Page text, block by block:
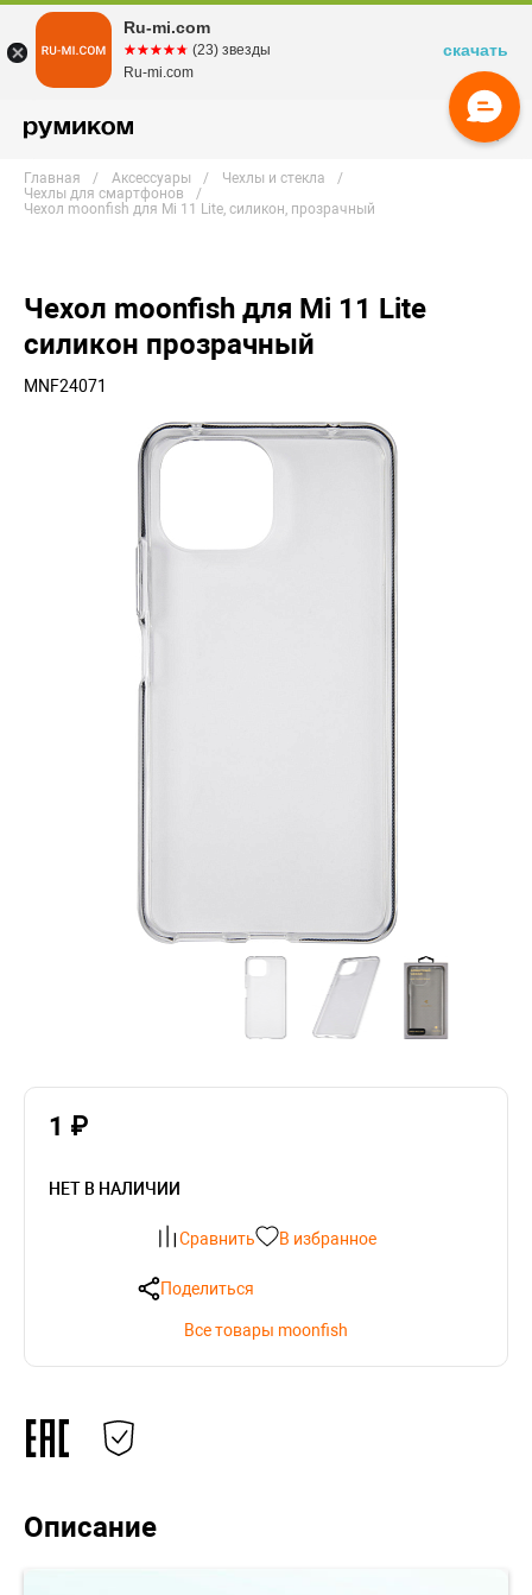
Главная Аксессуары
Чехлы и стекла
Чехлы для смартфонов
Чехол moonfish для Mi 11 Lite, силикон, прозрачный
Чехол moonfish для Mi 11 Lite
силикон прозрачный
MNF24071
1 ₽
НЕТ В НАЛИЧИИ
Сравнить В избранное
Поделиться
Все товары moonfish
Описание
Ru-mi.com
☆☆☆☆☆
★★★★★ (23) звезды
Ru-mi.com
скачать